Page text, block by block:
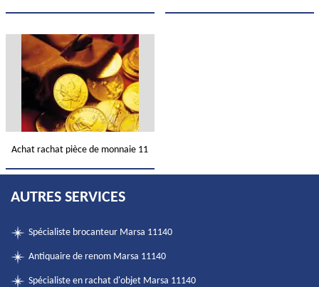
Achat rachat pièce de monnaie 11
AUTRES SERVICES
Spécialiste brocanteur Marsa 11140
Antiquaire de renom Marsa 11140
Spécialiste en rachat d'objet Marsa 11140